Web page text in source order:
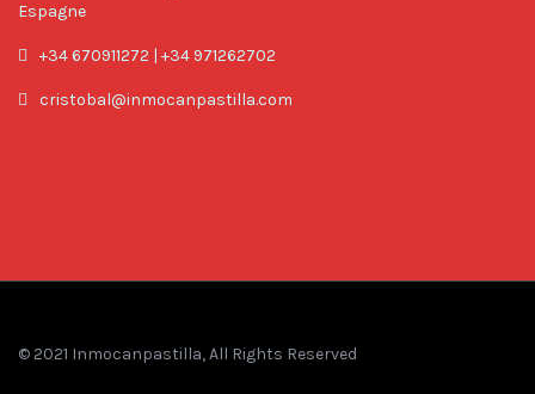
Espagne
+34 670911272 | +34 971262702
cristobal@inmocanpastilla.com
© 2021 Inmocanpastilla, All Rights Reserved